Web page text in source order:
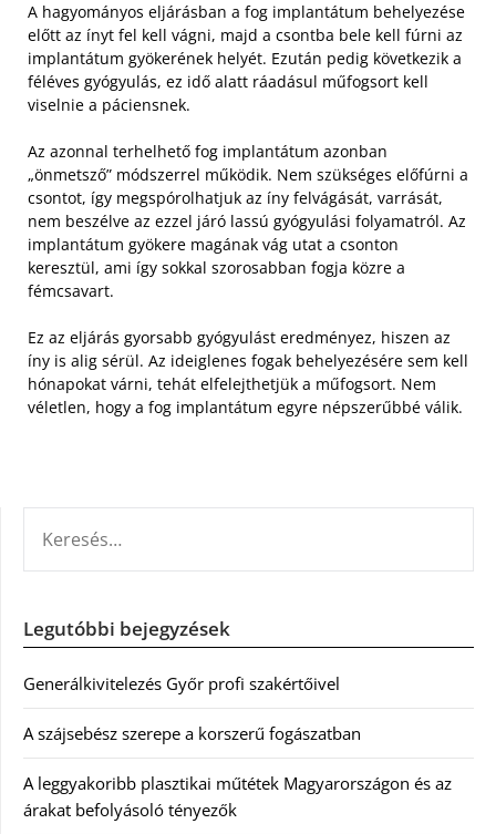
A hagyományos eljárásban a fog implantátum behelyezése
előtt az ínyt fel kell vágni, majd a csontba bele kell fúrni az
implantátum gyökerének helyét. Ezután pedig következik a
féléves gyógyulás, ez idő alatt ráadásul műfogsort kell
viselnie a páciensnek.
Az azonnal terhelhető fog implantátum azonban
„önmetsző” módszerrel működik. Nem szükséges előfúrni a
csontot, így megspórolhatjuk az íny felvágását, varrását,
nem beszélve az ezzel járó lassú gyógyulási folyamatról. Az
implantátum gyökere magának vág utat a csonton
keresztül, ami így sokkal szorosabban fogja közre a
fémcsavart.
Ez az eljárás gyorsabb gyógyulást eredményez, hiszen az
íny is alig sérül. Az ideiglenes fogak behelyezésére sem kell
hónapokat várni, tehát elfelejthetjük a műfogsort. Nem
véletlen, hogy a fog implantátum egyre népszerűbbé válik.
Legutóbbi bejegyzések
Generálkivitelezés Győr profi szakértőivel
A szájsebész szerepe a korszerű fogászatban
A leggyakoribb plasztikai műtétek Magyarországon és az
árakat befolyásoló tényezők